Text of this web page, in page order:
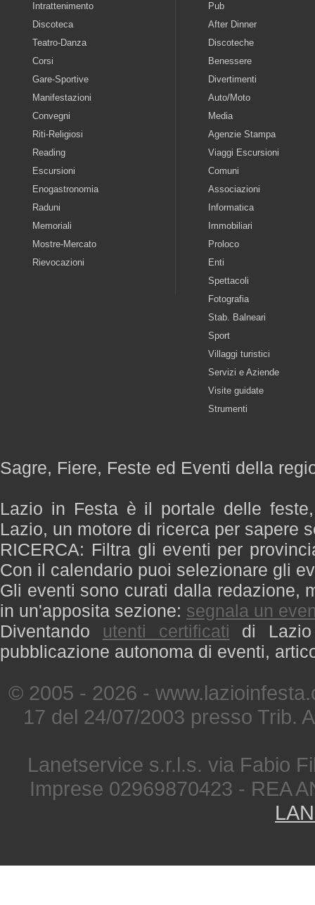
Intrattenimento
Discoteca
Teatro-Danza
Corsi
Gare-Sportive
Manifestazioni
Convegni
Riti-Religiosi
Reading
Escursioni
Enogastronomia
Raduni
Memoriali
Mostre-Mercato
Rievocazioni
Pub
After Dinner
Discoteche
Benessere
Divertimenti
Auto/Moto
Media
Agenzie Stampa
Viaggi Escursioni
Comuni
Associazioni
Informatica
Immobiliari
Proloco
Enti
Spettacoli
Fotografia
Stab. Balneari
Sport
Villaggi turistici
Servizi e Aziende
Visite guidate
Strumenti
Sagre, Fiere, Feste ed Eventi della
Lazio in Festa è il portale delle
Lazio, un motore di ricerca per sapere
RICERCA: Filtra gli eventi per
Con il calendario puoi selezionare gli
Gli eventi sono curati dalla redazione,
in un'apposita sezione: segnala un
Diventando utenti certificati di
pubblicazione autonoma di eventi,
© 2005 - 2026 -
17 del 24/07/2003 presso Trib.
Lanetservice s.r.l.s. via Fabio
Imprese 02969870423 - REA